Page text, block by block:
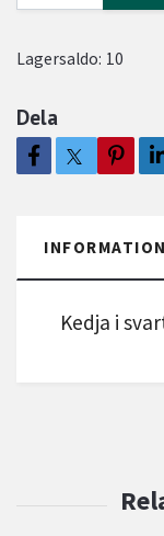
Lagersaldo: 10
Dela
INFORMATION
Kedja i